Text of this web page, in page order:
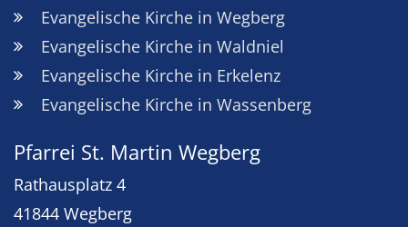
Evangelische Kirche in Wegberg
Evangelische Kirche in Waldniel
Evangelische Kirche in Erkelenz
Evangelische Kirche in Wassenberg
Pfarrei St. Martin Wegberg
Rathausplatz 4
41844 Wegberg